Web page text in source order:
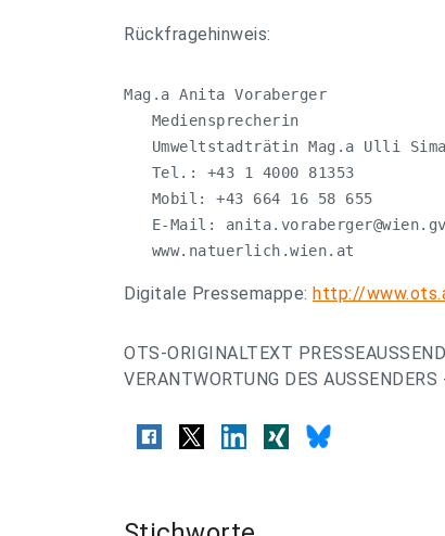
Rückfragehinweis:
Mag.a Anita Voraberger
   Mediensprecherin
   Umweltstadträtin Mag.a Ulli Sima
   Tel.: +43 1 4000 81353
   Mobil: +43 664 16 58 655
   E-Mail:
   www.natuerlich.wien.at
Digitale Pressemappe: http://
OTS-ORIGINALTEXT
VERANTWORTUNG DES